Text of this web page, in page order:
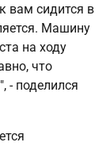
вам сидится в
Машину
на ходу
что
- поделился